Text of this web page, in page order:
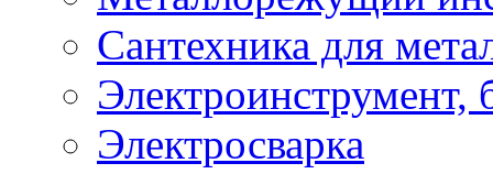
Сантехника для
Электроинструмент,
Электросварка